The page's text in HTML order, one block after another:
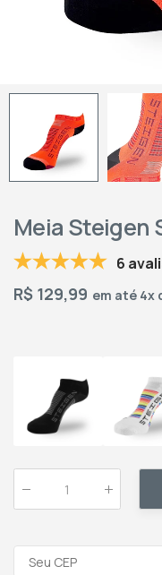
Meia Steigen
6
R$ 129,99 em até 4x